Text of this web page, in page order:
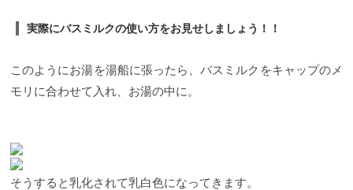
実際にバスミルクの使い方をお見せしましょう！！
このようにお湯を湯船に張ったら、バスミルクをキャップのメ
モリに合わせて入れ、お湯の中に。
そうすると乳化されて乳白色になってきます。